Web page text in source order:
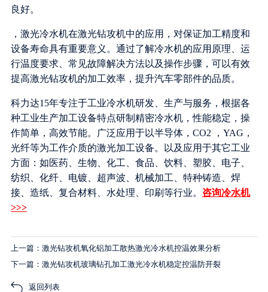
良好。
，激光冷水机在激光钻攻机中的应用，对保证加工精度和
设备寿命具有重要意义。通过了解冷水机的应用原理、运
行温度要求、常见故障解决方法以及操作步骤，可以有效
提高激光钻攻机的加工效率，提升汽车零部件的品质。
科力达15年专注于工业冷水机研发、生产与服务，根据各
种工业生产加工设备特点研制精密冷水机，性能稳定，操
作简单，高效节能。广泛应用于以半导体，CO2 ，YAG，
光纤等为工作介质的激光加工设备。以及应用于其它工业
方面：如医药、生物、化工、食品、饮料、塑胶、电子、
纺织、化纤、电镀、超声波、机械加工、特种铸造、焊
接、造纸、复合材料、水处理、印刷等行业。 咨询冷水机
>>>
上一篇：激光钻攻机氧化铝加工散热激光冷水机控温效果分析
下一篇：激光钻攻机玻璃钻孔加工激光冷水机稳定控温防开裂
返回列表